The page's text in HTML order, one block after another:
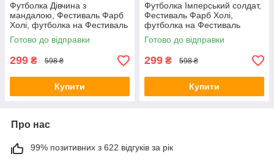
Футболка Дівчина з
мандалою, Фестиваль Фарб
Холі, футболка на Фестиваль
Фарб, Рекомендується на
Holi Fest!
Готово до відправки
299 ₴ 598 ₴
Купити
Футболка Імперський солдат,
Фестиваль Фарб Холі,
футболка на Фестиваль
Фарб, Рекомендується на
Holi Fest!
Готово до відправки
299 ₴ 598 ₴
Купити
Про нас
99% позитивних з 622 відгуків за рік